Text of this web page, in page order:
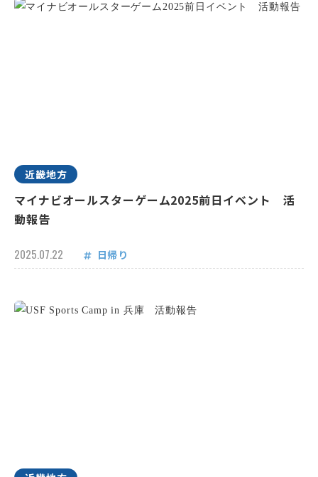
近畿地方
マイナビオールスターゲーム2025前日イベント 活
動報告
2025.07.22 日帰り